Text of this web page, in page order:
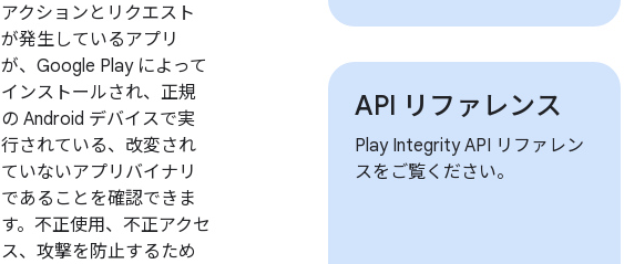
アクションとリクエスト
が発生しているアプリ
が、Google Play によって
インストールされ、正規
の Android デバイスで実
行されている、改変され
ていないアプリバイナリ
であることを確認できま
す。不正使用、不正アクセ
ス、攻撃を防止するため
API リファレンス
Play Integrity API リファレン
スをご覧ください。